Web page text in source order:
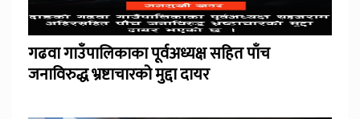
गढवा गाउँपालिकाका पूर्वअध्यक्ष सहित पाँच
जनाविरुद्ध भ्रष्टाचारको मुद्दा दायर